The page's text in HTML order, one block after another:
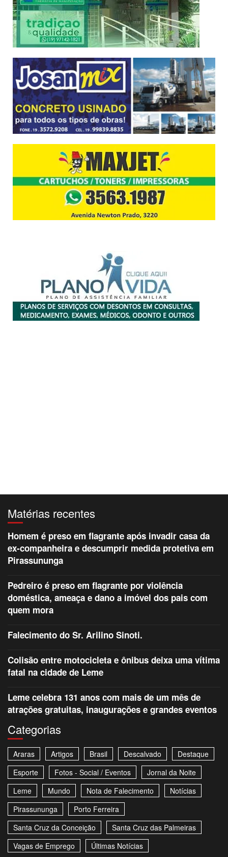
Matérias recentes
Homem é preso em flagrante após invadir casa da
ex-companheira e descumprir medida protetiva em
Pirassununga
Pedreiro é preso em flagrante por violência
doméstica, ameaça e dano a imóvel dos pais com
quem mora
Falecimento do Sr. Arilino Sinoti.
Colisão entre motocicleta e ônibus deixa uma vítima
fatal na cidade de Leme
Leme celebra 131 anos com mais de um mês de
atrações gratuitas, inaugurações e grandes eventos
Categorias
Araras Artigos Brasil Descalvado
Destaque
Esporte
Fotos - Social / Eventos
Jornal da Noite
Leme
Mundo Nota de Falecimento
Notícias
Pirassununga
Porto Ferreira
Santa Cruz da Conceição
Santa Cruz das Palmeiras
Vagas de Emprego
Últimas Notícias